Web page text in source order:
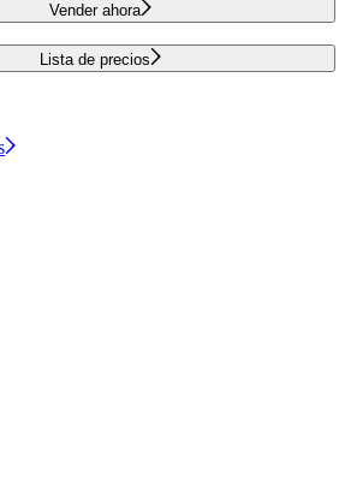
Vender ahora
Lista de precios